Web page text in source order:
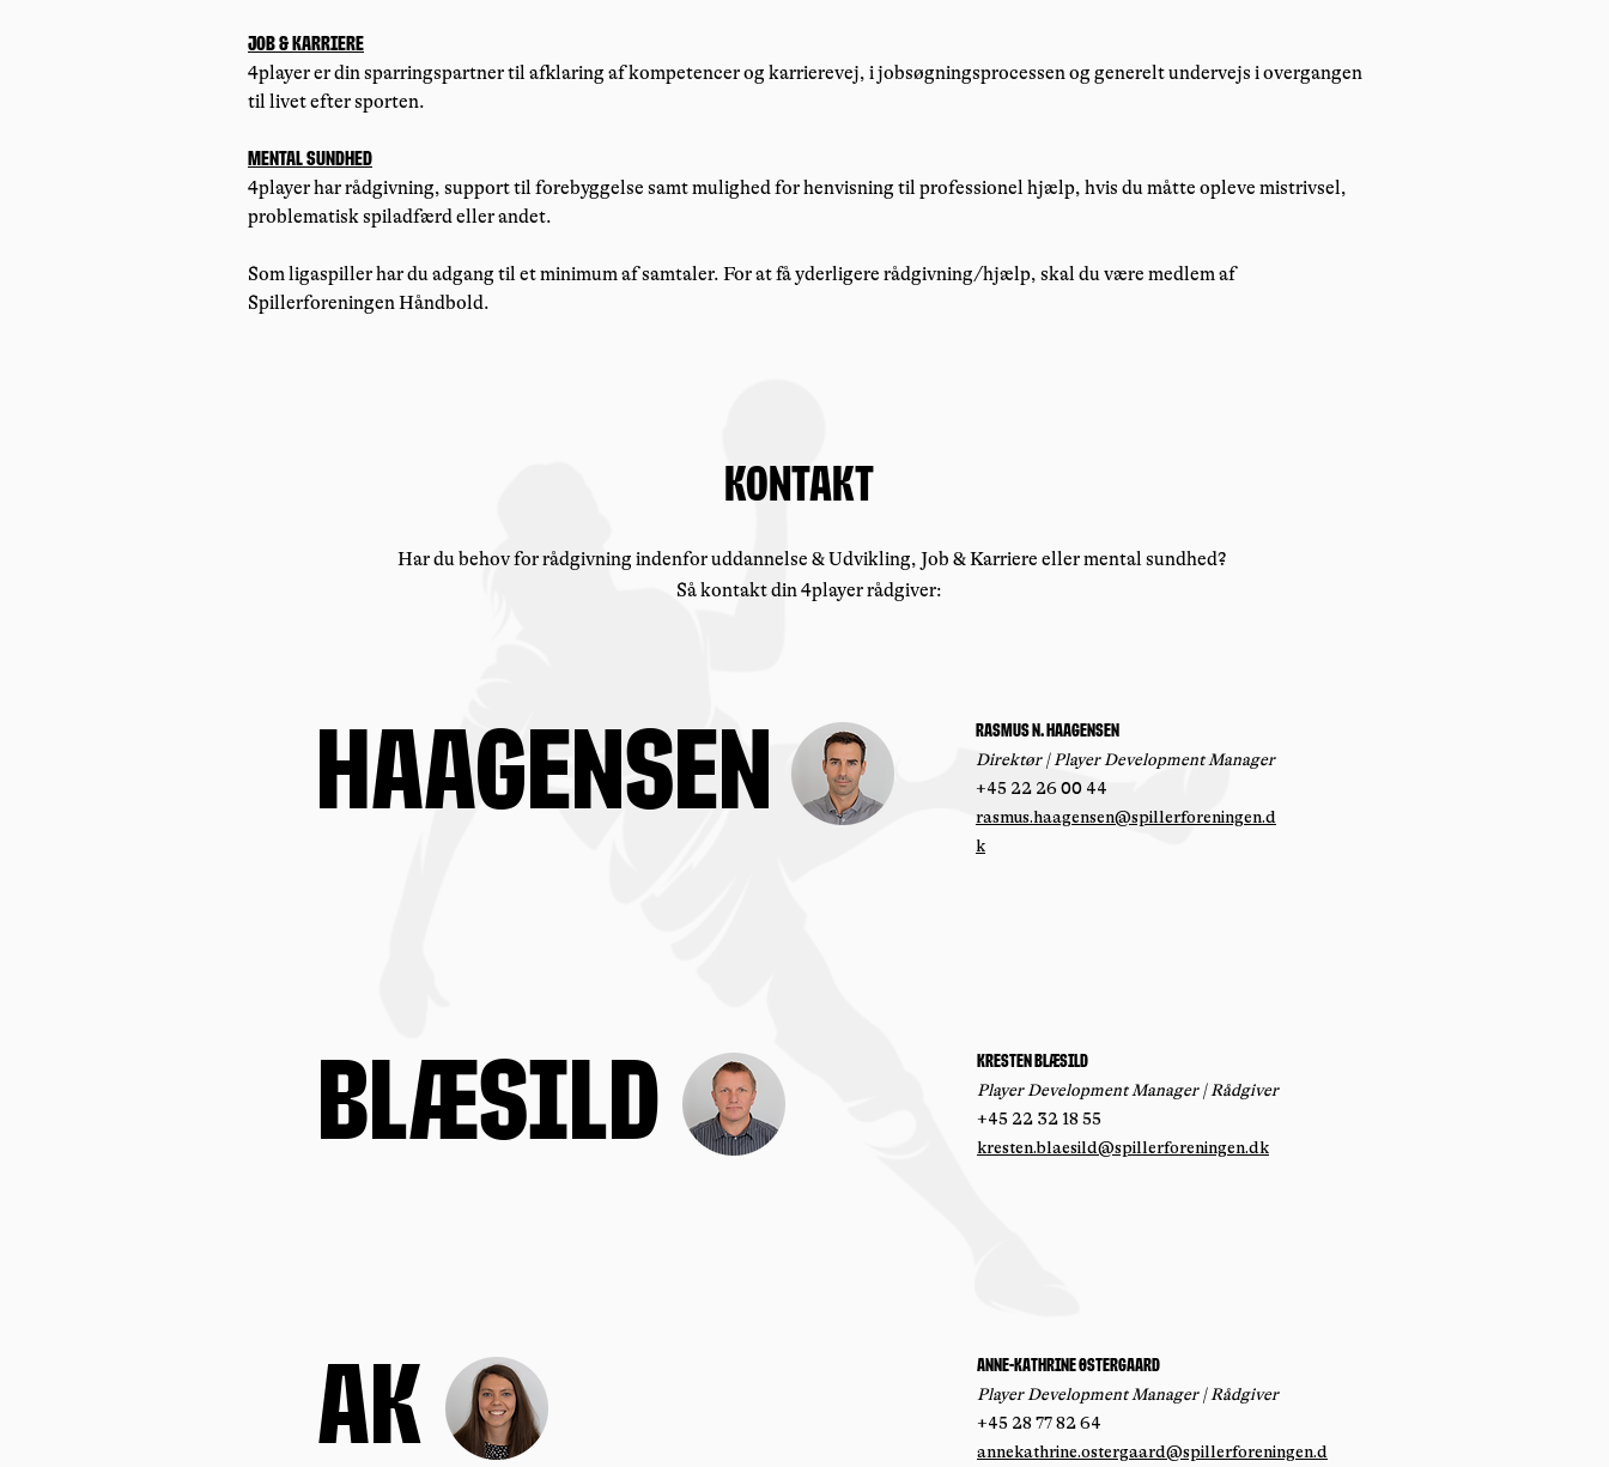
Job & Karriere
4player er din sparringspartner til afklaring af kompetencer og karrierevej, i jobsøgningsprocessen og generelt undervejs i overgangen
til livet efter sporten.
Mental Sundhed
4player har rådgivning, support til forebyggelse samt mulighed for henvisning til professionel hjælp, hvis du måtte opleve mistrivsel,
problematisk spiladfærd eller andet.
Som ligaspiller har du adgang til et minimum af samtaler. For at få yderligere rådgivning/hjælp, skal du være medlem af
Spillerforeningen Håndbold.
KOntakt
Har du behov for rådgivning indenfor uddannelse & Udvikling, Job & Karriere eller mental sundhed?
Så kontakt din 4player rådgiver:
Haagensen
Rasmus n. Haagensen
Direktør | Player Development Manager
+45 22 26 00 44
rasmus.haagensen@spillerforeningen.d
k
Blæsild
Kresten blæsild
Player Development Manager | Rådgiver
+45 22 32 18 55
kresten.blaesild@spillerforeningen.dk
AK
Anne-kathrine østergaard
Player Development Manager | Rådgiver
+45 28 77 82 64
annekathrine.ostergaard@spillerforeningen.d